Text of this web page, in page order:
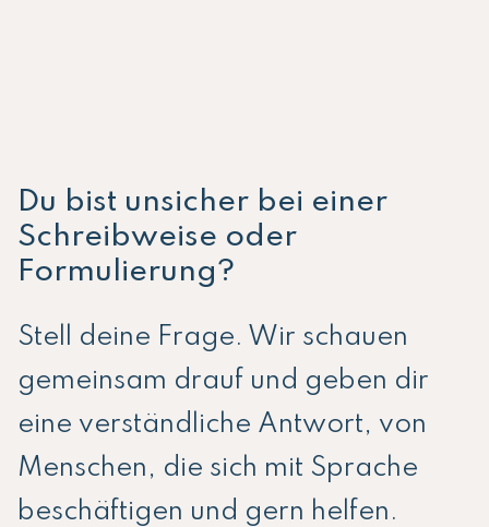
Du bist unsicher bei einer
Schreibweise oder
Formulierung?
Stell deine Frage. Wir schauen
gemeinsam drauf und geben dir
eine verständliche Antwort, von
Menschen, die sich mit Sprache
beschäftigen und gern helfen.